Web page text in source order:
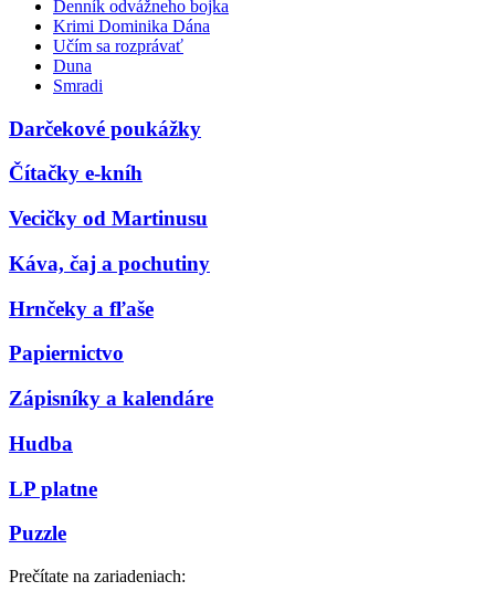
Denník odvážneho bojka
Krimi Dominika Dána
Učím sa rozprávať
Duna
Smradi
Darčekové poukážky
Čítačky e-kníh
Vecičky od Martinusu
Káva, čaj a pochutiny
Hrnčeky a fľaše
Papiernictvo
Zápisníky a kalendáre
Hudba
LP platne
Puzzle
Prečítate na zariadeniach: